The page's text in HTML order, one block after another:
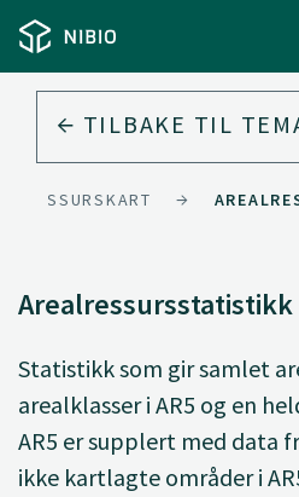
TILBAKE TIL
Arealressursstatistikk
Statistikk som gir samlet
arealklasser i AR5 og en
AR5 er supplert med data
ikke kartlagte områder i